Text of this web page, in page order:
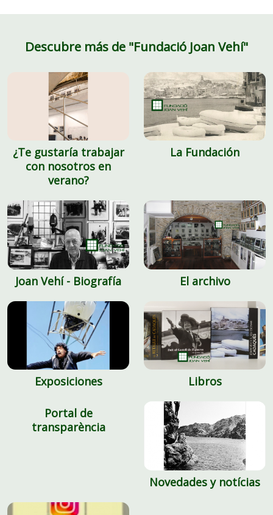
Descubre más de "Fundació Joan Vehí"
¿Te gustaría trabajar
con nosotros en
verano?
La Fundación
Joan Vehí - Biografía El archivo
Exposiciones Libros
Portal de
transparència
Novedades y notícias